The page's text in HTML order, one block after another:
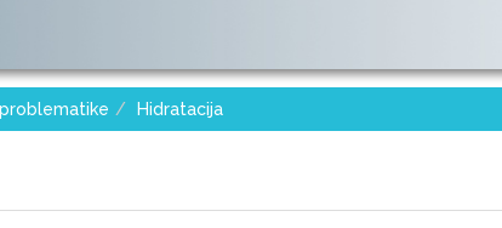
Hidratacija